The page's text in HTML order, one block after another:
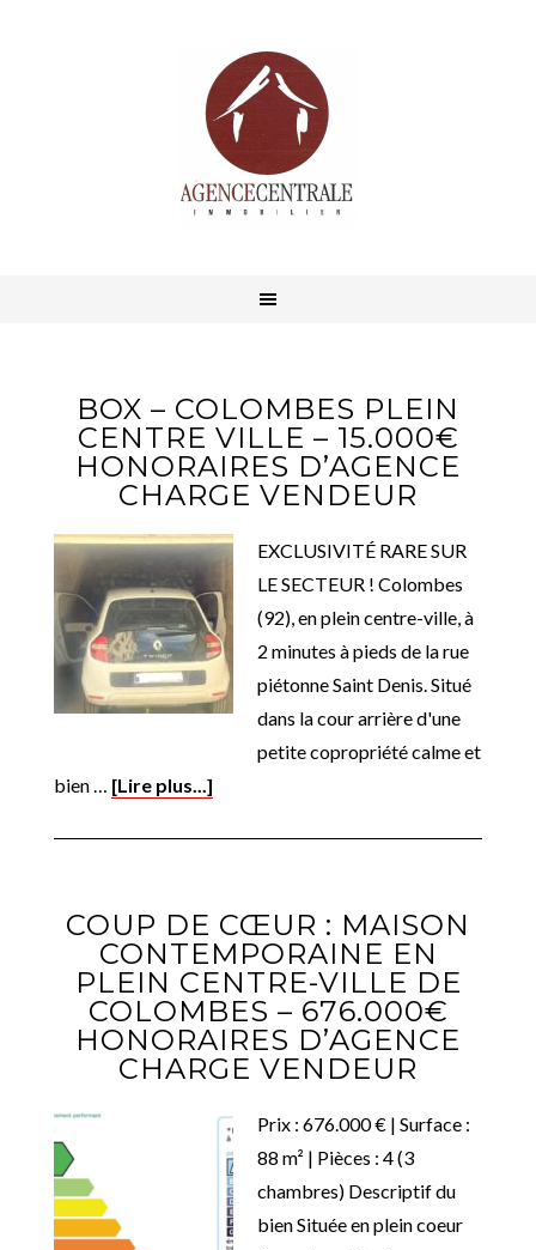
BOX – COLOMBES PLEIN
CENTRE VILLE – 15.000€
HONORAIRES D’AGENCE
CHARGE VENDEUR
EXCLUSIVITÉ RARE SUR
LE SECTEUR ! Colombes
(92), en plein centre-ville, à
2 minutes à pieds de la rue
piétonne Saint Denis. Situé
dans la cour arrière d'une
petite copropriété calme et
bien … [Lire plus...]
COUP DE CŒUR : MAISON
CONTEMPORAINE EN
PLEIN CENTRE-VILLE DE
COLOMBES – 676.000€
HONORAIRES D’AGENCE
CHARGE VENDEUR
Prix : 676.000 € | Surface :
88 m² | Pièces : 4 (3
chambres) Descriptif du
bien Située en plein coeur